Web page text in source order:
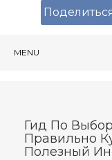
MENU
Гид По
Правильно
Полезный